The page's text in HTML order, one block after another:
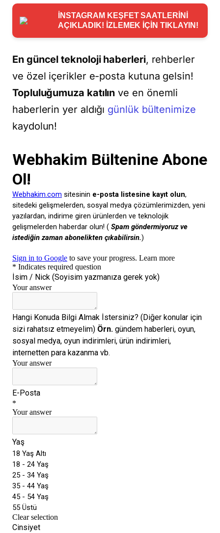
İNSTAGRAM KEŞFET SAATLERİNİ
AÇIKLADIK! İZLEMEK İÇİN TIKLAYIN!
En güncel teknoloji haberleri, rehberler
ve özel içerikler e-posta kutuna gelsin!
Topluluğumuza katılın ve en önemli
haberlerin yer aldığı günlük bültenimize
kaydolun!